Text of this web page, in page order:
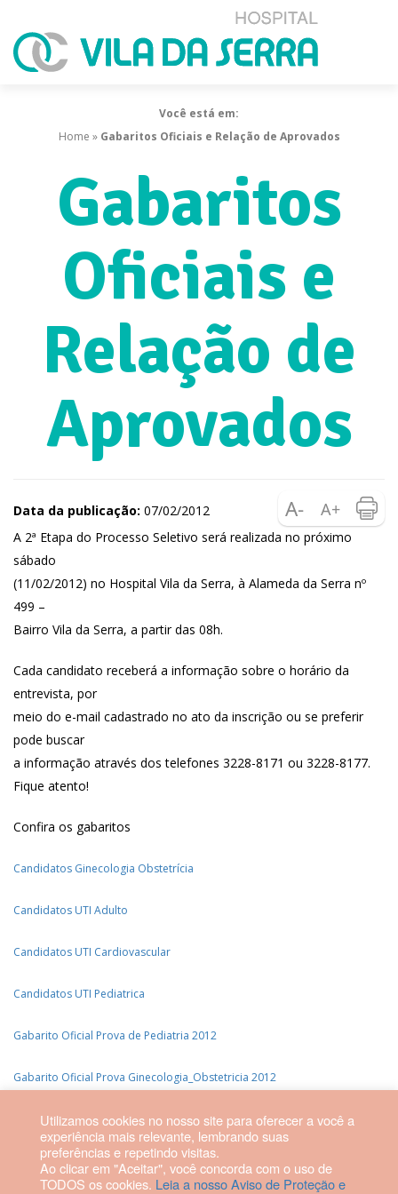
Você está em:
Home » Gabaritos Oficiais e Relação de Aprovados
Gabaritos
Oficiais e
Relação de
Aprovados
Data da publicação: 07/02/2012
A 2ª Etapa do Processo Seletivo será realizada no próximo
sábado
(11/02/2012) no Hospital Vila da Serra, à Alameda da Serra nº
499 –
Bairro Vila da Serra, a partir das 08h.
Cada candidato receberá a informação sobre o horário da
entrevista, por
meio do e-mail cadastrado no ato da inscrição ou se preferir
pode buscar
a informação através dos telefones 3228-8171 ou 3228-8177.
Fique atento!
Confira os gabaritos
Candidatos Ginecologia Obstetrícia
Candidatos UTI Adulto
Candidatos UTI Cardiovascular
Candidatos UTI Pediatrica
Gabarito Oficial Prova de Pediatria 2012
Gabarito Oficial Prova Ginecologia_Obstetricia 2012
Gabarito Oficial Prova UTI Adulto 2012
Gabarito Oficial Prova UTI Cardiovascular 2012
Utilizamos cookies no nosso site para oferecer a você a
experiência mais relevante, lembrando suas
preferências e repetindo visitas.
Ao clicar em "Aceitar", você concorda com o uso de
TODOS os cookies. Leia a nosso Aviso de Proteção e